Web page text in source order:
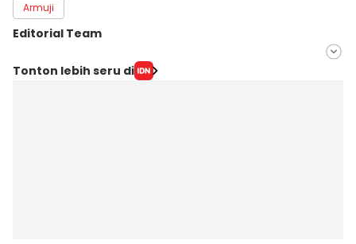
Armuji
Editorial Team
Editor
Tonton lebih seru di